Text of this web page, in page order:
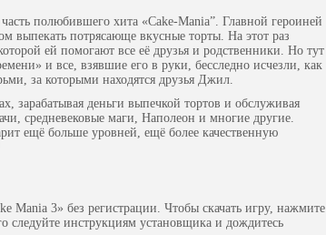
полюбившего хита «Cake-Mania”. Главной героиней
выпекать потрясающе вкусные торты. На этот раз
ей помогают все её друзья и родственники. Но тут
и все, взявшие его в руки, бесследно исчезли, как
за которыми находятся друзья Джил.
зарабатывая деньги выпечкой тортов и обслуживая
средневековые маги, Наполеон и многие другие.
ещё больше уровней, ещё более качественную
Mania 3» без регистрации. Чтобы скачать игру, нажмите
следуйте инструкциям установщика и дождитесь